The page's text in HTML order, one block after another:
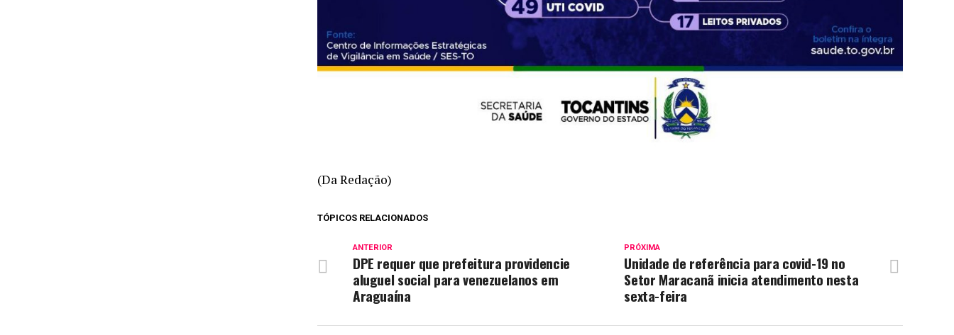
(Da Redação)
TÓPICOS RELACIONADOS
PRÓXIMA
Unidade de referência para covid-19 no
Setor Maracanã inicia atendimento nesta
sexta-feira
ANTERIOR
DPE requer que prefeitura providencie
aluguel social para venezuelanos em
Araguaína